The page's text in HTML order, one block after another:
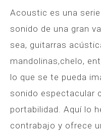
Acoustic es una
sonido de una gran
sea, guitarras
mandolinas,chelo,
lo que se te pueda
sonido espectacular
portabilidad. Aquí lo
contrabajo y ofrece